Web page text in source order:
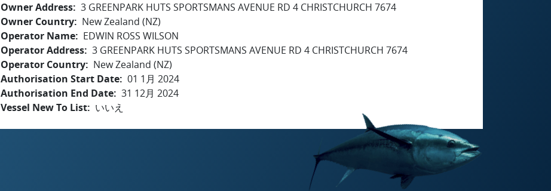
Owner Address 3 GREENPARK HUTS SPORTSMANS AVENUE RD 4 CHRISTCHURCH 7674
Owner Country
New Zealand (NZ)
Operator Name
EDWIN ROSS WILSON
Operator Address 3 GREENPARK HUTS SPORTSMANS AVENUE RD 4 CHRISTCHURCH 7674
Operator Country
New Zealand (NZ)
Authorisation Start Date 01 1月 2024
Authorisation End Date 31 12月 2024
Vessel New To List
いいえ